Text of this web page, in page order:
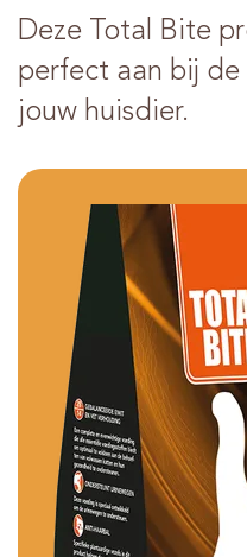
Deze Total Bite
perfect aan bij
jouw huisdier.